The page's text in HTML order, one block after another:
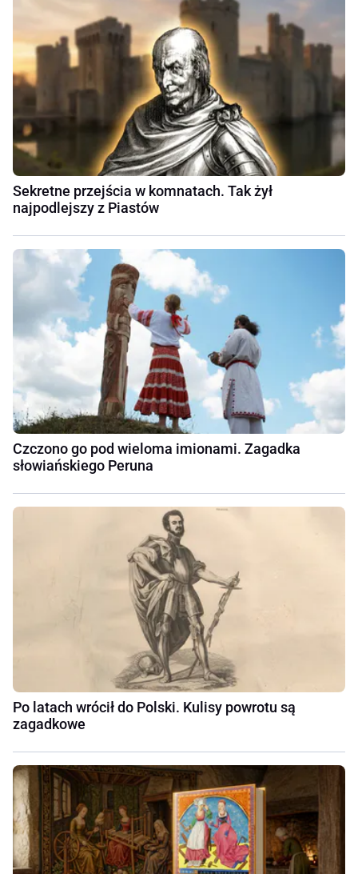
Sekretne przejścia w komnatach. Tak żył
najpodlejszy z Piastów
Czczono go pod wieloma imionami. Zagadka
słowiańskiego Peruna
Po latach wrócił do Polski. Kulisy powrotu są
zagadkowe